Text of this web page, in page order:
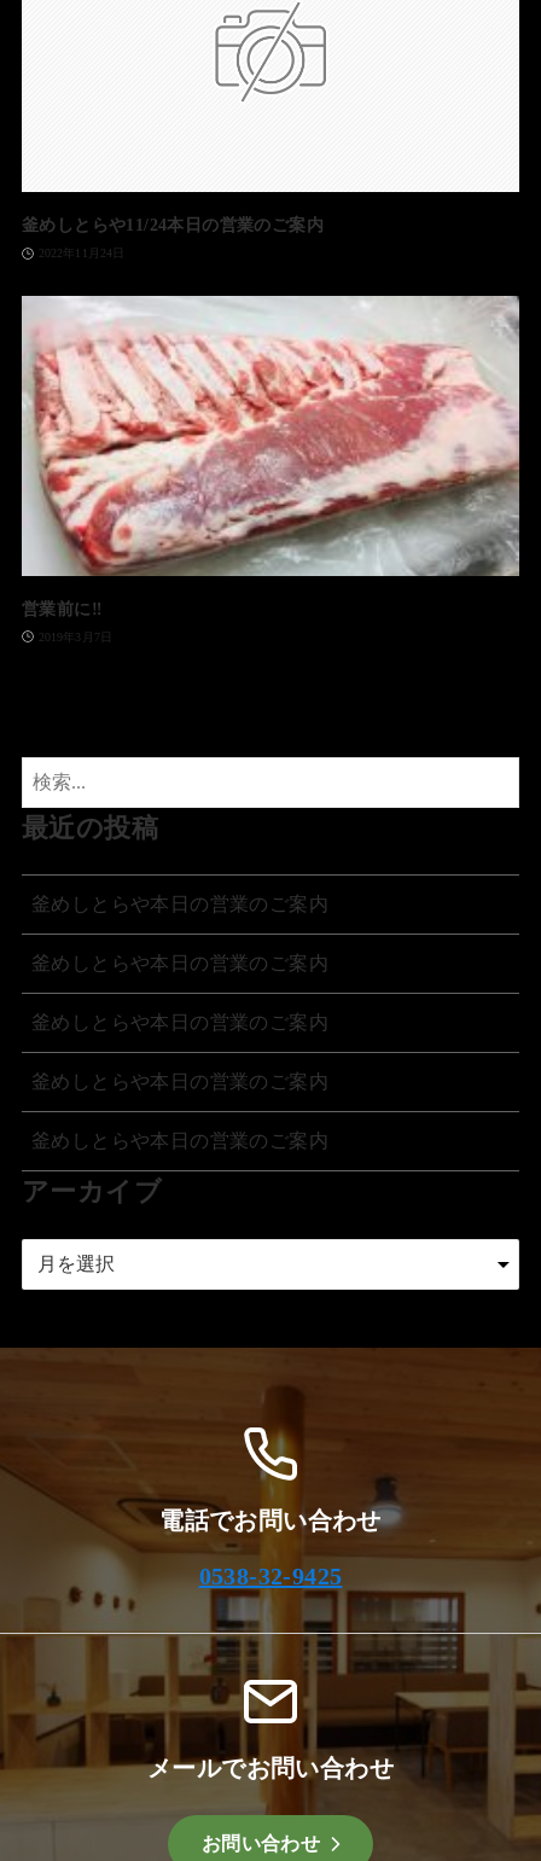
釜めしとらや11/24本日の営業のご案内
2022年11月24日
営業前に‼️
2019年3月7日
最近の投稿
釜めしとらや本日の営業のご案内
釜めしとらや本日の営業のご案内
釜めしとらや本日の営業のご案内
釜めしとらや本日の営業のご案内
釜めしとらや本日の営業のご案内
アーカイブ
電話でお問い合わせ
0538-32-9425
メールでお問い合わせ
お問い合わせ